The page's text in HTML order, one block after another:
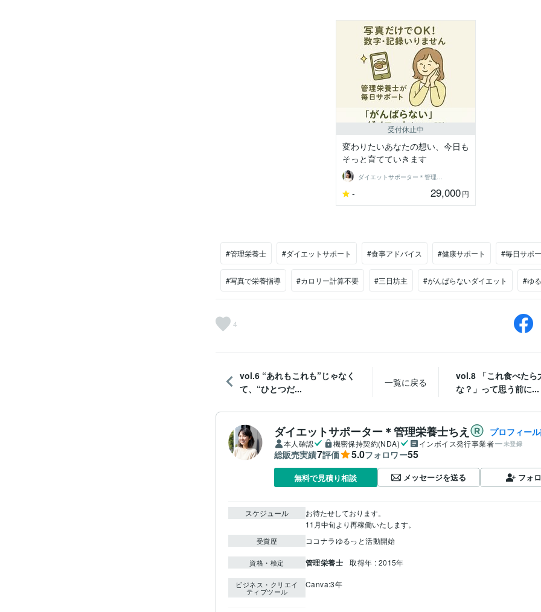
受付休止中
変わりたいあなたの想い、今日も
そっと育てていきます
ダイエットサポーター＊管理栄養士ちえ
- 29,000円
#管理栄養士 #ダイエットサポート #食事アドバイス #健康サポート #毎日サポ
#写真で栄養指導 #カロリー計算不要 #三日坊主 #がんばらないダイエット #ゆ
4
vol.6 “あれもこれも”じゃなく
て、“ひとつだ...
一覧に戻る
vol.8 「これ食べたら
な？」って思う前に...
ダイエットサポーター＊管理栄養士ちえ プロフィー
本人確認 機密保持契約(NDA) インボイス発行事業者 未登録
総販売実績7評価 5.0フォロワー55
無料で見積り相談 メッセージを送る フォ
スケジュール
お待たせしております。
11月中旬より再稼働いたします。
受賞歴 ココナラゆるっと活動開始
資格・検定 管理栄養士 取得年 : 2015年
ビジネス・クリエイ
ティブツール
Canva:3年